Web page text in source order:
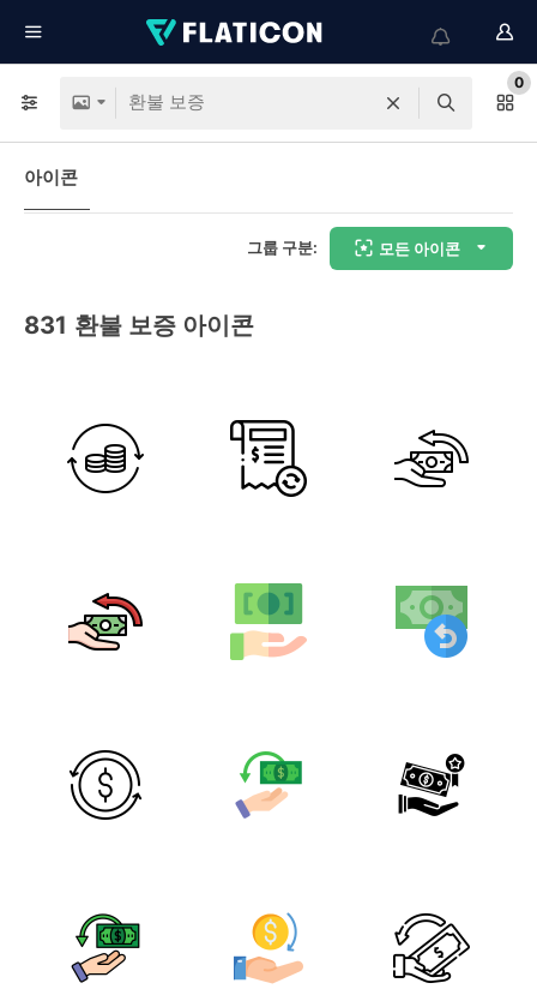
0
아이콘
그룹 구분: 모든 아이콘
831 환불 보증 아이콘